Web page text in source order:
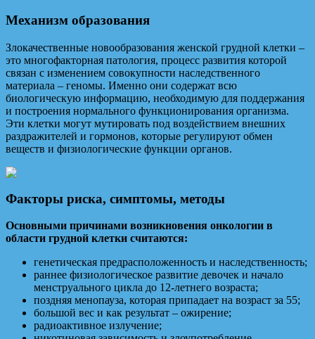
Механизм образования
Злокачественные новообразования женской грудной клетки –
это многофакторная патология, процесс развития которой
связан с изменением совокупности наследственного
материала – геномы. Именно они содержат всю
биологическую информацию, необходимую для поддержания
и построения нормального функционирования организма.
Эти клетки могут мутировать под воздействием внешних
раздражителей и гормонов, которые регулируют обмен
веществ и физиологические функции органов.
Факторы риска, симптомы, методы
Основными причинами возникновения онкологии в
области грудной клетки считаются:
генетическая предрасположенность и наследственность;
раннее физиологическое развитие девочек и начало
менструального цикла до 12-летнего возраста;
поздняя менопауза, которая припадает на возраст за 55;
большой вес и как результат – ожирение;
радиоактивное излучение;